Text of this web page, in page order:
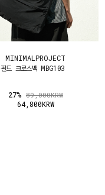
MINIMALPROJECT
필드 크로스백 MBG103
27% 89,000KRW
64,800KRW